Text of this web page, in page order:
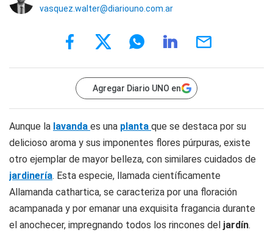
vasquez.walter@diariouno.com.ar
Agregar Diario UNO en
Aunque la lavanda es una planta que se destaca por su
delicioso aroma y sus imponentes flores púrpuras, existe
otro ejemplar de mayor belleza, con similares cuidados de
jardinería. Esta especie, llamada científicamente
Allamanda cathartica, se caracteriza por una floración
acampanada y por emanar una exquisita fragancia durante
el anochecer, impregnando todos los rincones del jardín.